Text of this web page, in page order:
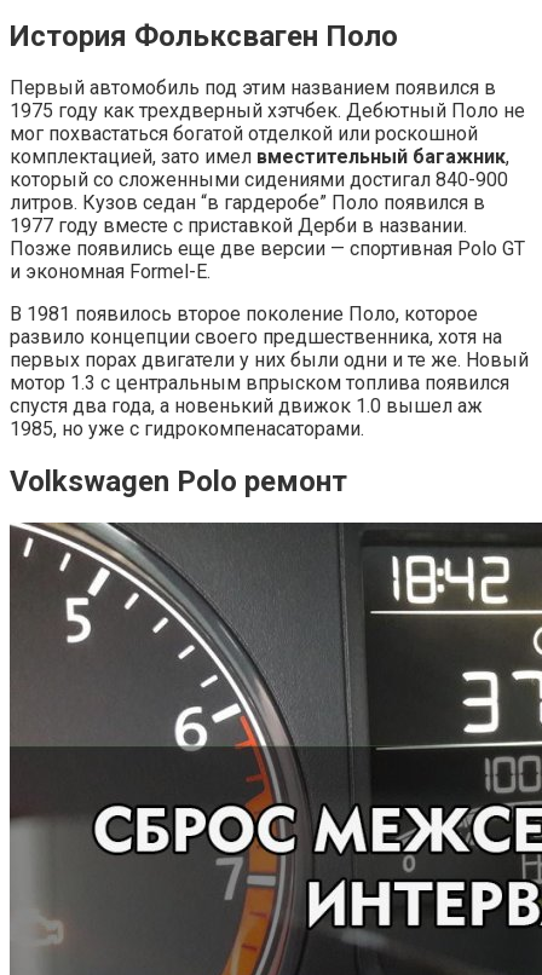
История Фольксваген Поло
Первый автомобиль под этим названием появился в
1975 году как трехдверный хэтчбек. Дебютный Поло не
мог похвастаться богатой отделкой или роскошной
комплектацией, зато имел вместительный багажник,
который со сложенными сидениями достигал 840-900
литров. Кузов седан “в гардеробе” Поло появился в
1977 году вместе с приставкой Дерби в названии.
Позже появились еще две версии — спортивная Polo GT
и экономная Formel-E.
В 1981 появилось второе поколение Поло, которое
развило концепции своего предшественника, хотя на
первых порах двигатели у них были одни и те же. Новый
мотор 1.3 с центральным впрыском топлива появился
спустя два года, а новенький движок 1.0 вышел аж
1985, но уже с гидрокомпенасаторами.
Volkswagen Polo ремонт